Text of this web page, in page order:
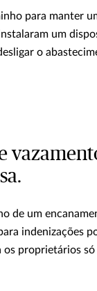
para manter
um
o
de um
indenizações
os proprietários